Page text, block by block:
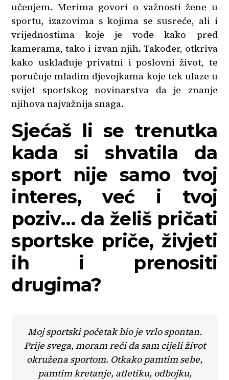
učenjem. Merima govori o važnosti žene u
sportu, izazovima s kojima se susreće, ali i
vrijednostima koje je vode kako pred
kamerama, tako i izvan njih. Također, otkriva
kako usklađuje privatni i poslovni život, te
poručuje mladim djevojkama koje tek ulaze u
svijet sportskog novinarstva da je znanje
njihova najvažnija snaga.
Sjećaš li se trenutka
kada si shvatila da
sport nije samo tvoj
interes, već i tvoj
poziv… da želiš pričati
sportske priče, živjeti
ih i prenositi
drugima?
Moj sportski početak bio je vrlo spontan.
Prije svega, moram reći da sam cijeli život
okružena sportom. Otkako pamtim sebe,
pamtim kretanje, atletiku, odbojku,